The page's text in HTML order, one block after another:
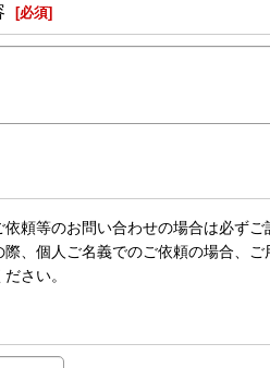
[必須]
頼等のお問い合わせの場合は必ずご
、個人ご名義でのご依頼の場合、
さい。